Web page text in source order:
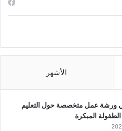
الأشهر
ورشة عمل متخصصة حول التعليم
المبكرة